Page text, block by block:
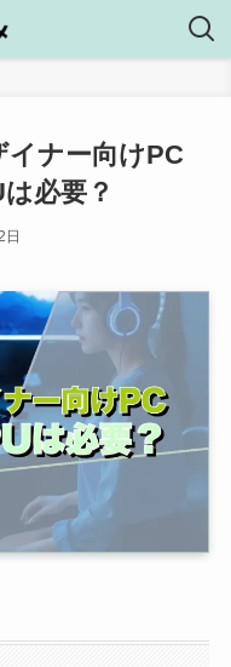
ナー向けPC
必要？
日